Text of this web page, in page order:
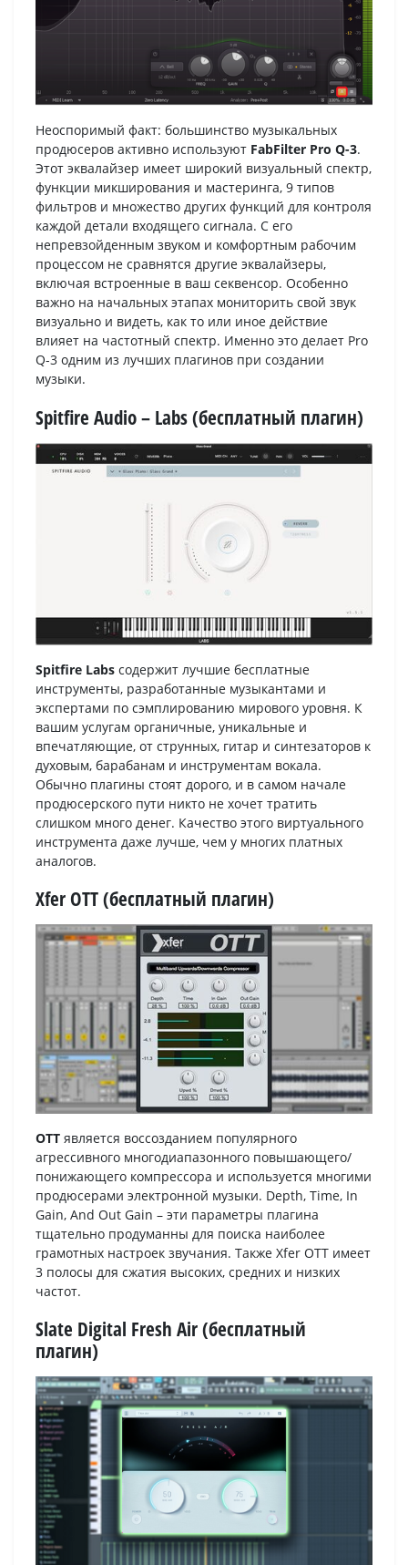
Неоспоримый факт: большинство музыкальных
продюсеров активно используют FabFilter Pro Q-3.
Этот эквалайзер имеет широкий визуальный спектр,
функции микширования и мастеринга, 9 типов
фильтров и множество других функций для контроля
каждой детали входящего сигнала. С его
непревзойденным звуком и комфортным рабочим
процессом не сравнятся другие эквалайзеры,
включая встроенные в ваш секвенсор. Особенно
важно на начальных этапах мониторить свой звук
визуально и видеть, как то или иное действие
влияет на частотный спектр. Именно это делает Pro
Q-3 одним из лучших плагинов при создании
музыки.
Spitfire Audio – Labs (бесплатный плагин)
Spitfire Labs содержит лучшие бесплатные
инструменты, разработанные музыкантами и
экспертами по сэмплированию мирового уровня. К
вашим услугам органичные, уникальные и
впечатляющие, от струнных, гитар и синтезаторов к
духовым, барабанам и инструментам вокала.
Обычно плагины стоят дорого, и в самом начале
продюсерского пути никто не хочет тратить
слишком много денег. Качество этого виртуального
инструмента даже лучше, чем у многих платных
аналогов.
Xfer OTT (бесплатный плагин)
OTT является воссозданием популярного
агрессивного многодиапазонного повышающего/
понижающего компрессора и используется многими
продюсерами электронной музыки. Depth, Time, In
Gain, And Out Gain – эти параметры плагина
тщательно продуманны для поиска наиболее
грамотных настроек звучания. Также Xfer OTT имеет
3 полосы для сжатия высоких, средних и низких
частот.
Slate Digital Fresh Air (бесплатный
плагин)